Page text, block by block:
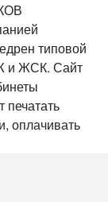
типовой
и ЖСК. Сайт
печатать
оплачивать